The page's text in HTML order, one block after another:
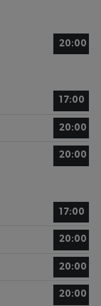
20:00
17:00
20:00
20:00
17:00
20:00
20:00
20:00